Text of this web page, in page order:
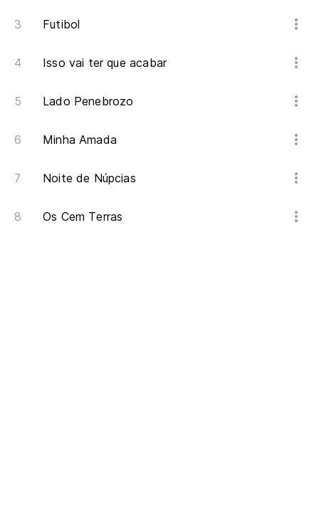
Futibol
Isso vai ter que acabar
Lado Penebrozo
Minha Amada
Noite de Núpcias
Os Cem Terras